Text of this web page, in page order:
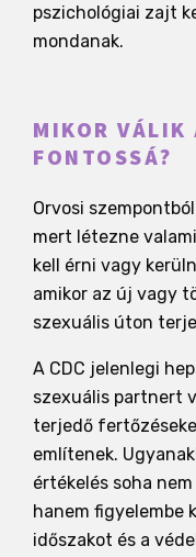
pszichológiai zajt
mondanak.
MIKOR VÁLIK
FONTOSSÁ?
Orvosi
mert létezne
kell érni vagy
amikor az új vagy
szexuális úton
A CDC jelenlegi
szexuális partnert
terjedő
említenek.
értékelés soha
hanem figyelembe
időszakot és a